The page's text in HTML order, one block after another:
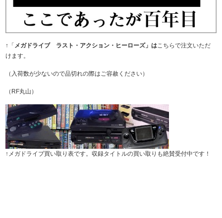
↑「 メガドライブ ラスト・アクション・ヒーローズ」はこちらで注文いただ
けます。
（入荷数が少ないので品切れの際はご容赦ください）
（RF丸山）
↑メガドライブ買い取り表です。収録タイトルの買い取りも絶賛受付中です！